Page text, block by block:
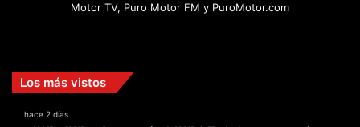
Motor TV, Puro Motor FM y PuroMotor.com
Los más vistos
hace 2 días